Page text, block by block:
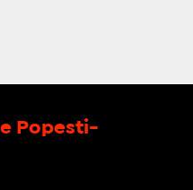
Popesti-